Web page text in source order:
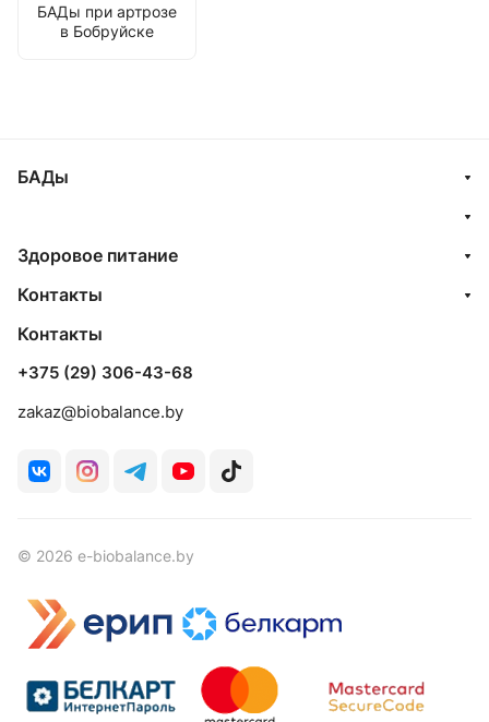
БАДы при артрозе
в Бобруйске
БАДы
Здоровое питание
Контакты
Контакты
+375 (29) 306-43-68
zakaz@biobalance.by
© 2026 e-biobalance.by